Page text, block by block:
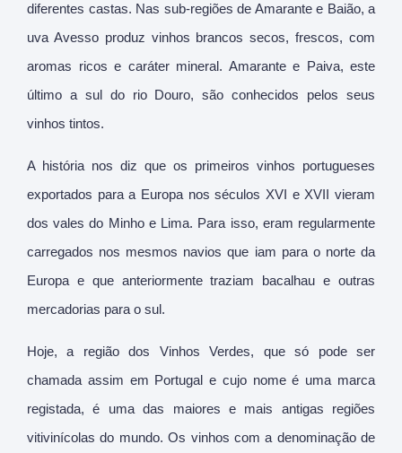
diferentes castas. Nas sub-regiões de Amarante e Baião, a
uva Avesso produz vinhos brancos secos, frescos, com
aromas ricos e caráter mineral. Amarante e Paiva, este
último a sul do rio Douro, são conhecidos pelos seus
vinhos tintos.
A história nos diz que os primeiros vinhos portugueses
exportados para a Europa nos séculos XVI e XVII vieram
dos vales do Minho e Lima. Para isso, eram regularmente
carregados nos mesmos navios que iam para o norte da
Europa e que anteriormente traziam bacalhau e outras
mercadorias para o sul.
Hoje, a região dos Vinhos Verdes, que só pode ser
chamada assim em Portugal e cujo nome é uma marca
registada, é uma das maiores e mais antigas regiões
vitivinícolas do mundo. Os vinhos com a denominação de